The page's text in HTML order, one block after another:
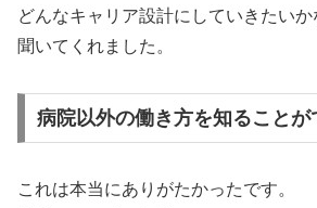
どんなキャリア設計にしていきたいか
聞いてくれました。
病院以外の働き方を知ることが
これは本当にありがたかったです。